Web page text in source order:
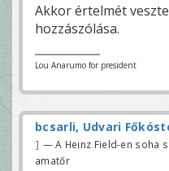
Akkor értelmét
hozzászólása.
Lou Anarumo for president
bcsarli, Udvari
— A Heinz Field-en soha
amatőr